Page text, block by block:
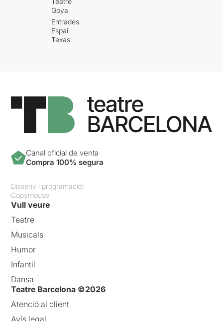
Goya
Entrades
Espai
Texas
Canal oficial de venta
Compra 100% segura
Disseny i programació:
Copymouse
Vull veure
Teatre
Musicals
Humor
Infantil
Dansa
Teatre Barcelona ©2026
Atenció al client
Avís legal